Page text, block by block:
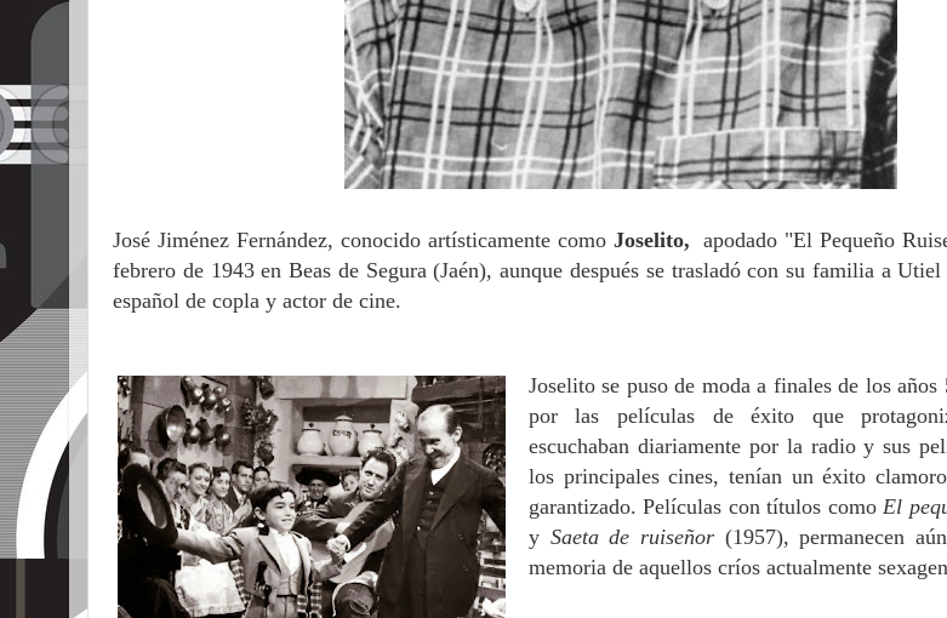
José Jiménez Fernández, conocido artísticamente como Joselito, apodado "El Pequeño
febrero de 1943 en Beas de Segura (Jaén), aunque después se trasladó con su familia a
español de copla y actor de cine.
Joselito se puso de moda a finales de los
por las películas de éxito que
escuchaban diariamente por la radio y sus
los principales cines, tenían un éxito
garantizado. Películas con títulos comoEl
y Saeta de ruiseñor (1957), permanecen
memoria de aquellos críos actualmente